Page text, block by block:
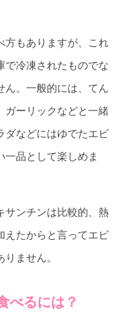
方もありますが、これ
で冷凍されたものでな
ん。一般的には、てん
ガーリックなどと一緒
ダなどにはゆでたエビ
一品として楽しめま
サンチンは比較的、熱
えたからと言ってエビ
ません。
べるには？